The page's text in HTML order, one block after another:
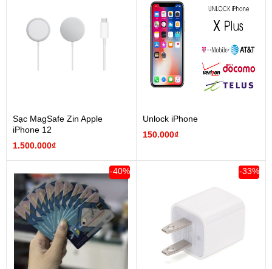
Sạc MagSafe Zin Apple
iPhone 12
1.500.000₫
Unlock iPhone
150.000₫
-40% -33%